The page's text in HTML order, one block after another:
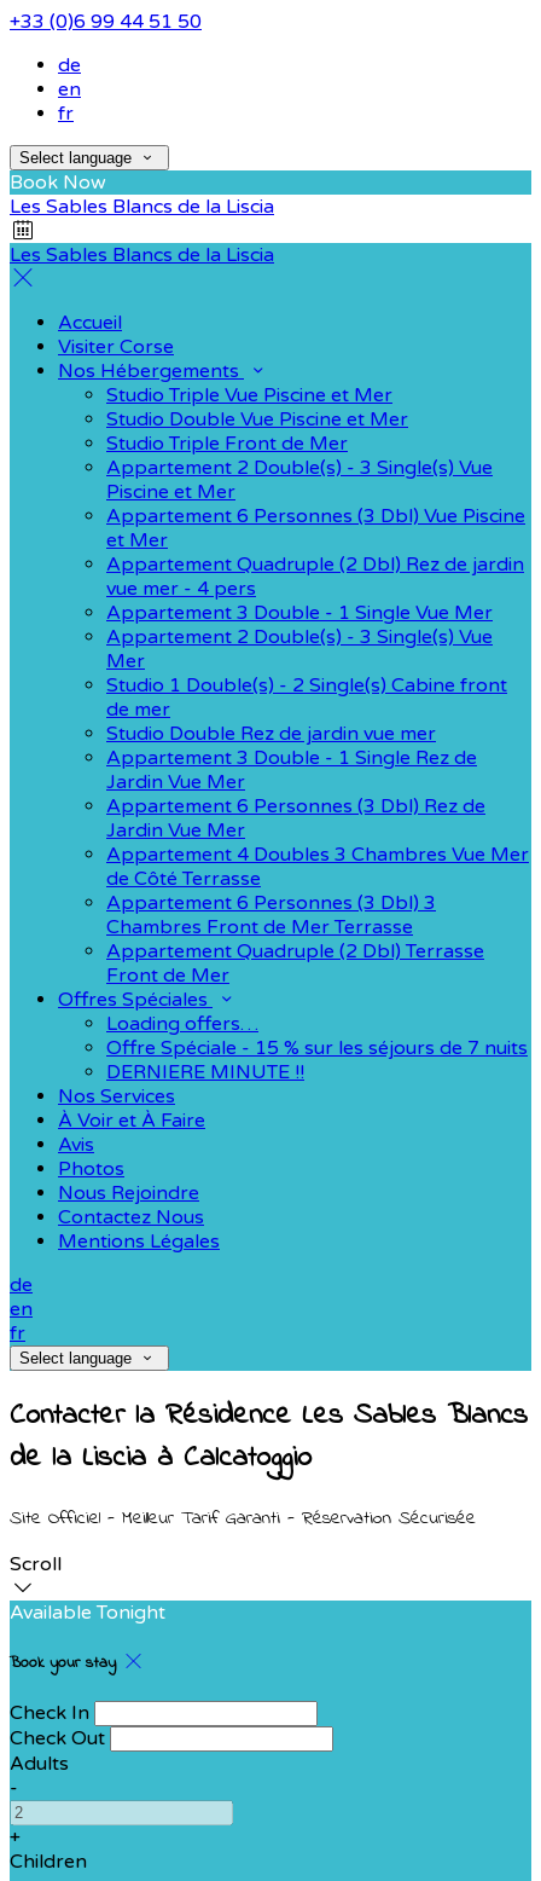
+33 (0)6 99 44 51 50
de
en
fr
Select language
Book Now
Les Sables Blancs de la Liscia
Les Sables Blancs de la Liscia
Accueil
Visiter Corse
Nos Hébergements
Studio Triple Vue Piscine et Mer
Studio Double Vue Piscine et Mer
Studio Triple Front de Mer
Appartement 2 Double(s) - 3 Single(s) Vue
Piscine et Mer
Appartement 6 Personnes (3 Dbl) Vue Piscine
et Mer
Appartement Quadruple (2 Dbl) Rez de jardin
vue mer - 4 pers
Appartement 3 Double - 1 Single Vue Mer
Appartement 2 Double(s) - 3 Single(s) Vue
Mer
Studio 1 Double(s) - 2 Single(s) Cabine front
de mer
Studio Double Rez de jardin vue mer
Appartement 3 Double - 1 Single Rez de
Jardin Vue Mer
Appartement 6 Personnes (3 Dbl) Rez de
Jardin Vue Mer
Appartement 4 Doubles 3 Chambres Vue Mer
de Côté Terrasse
Appartement 6 Personnes (3 Dbl) 3
Chambres Front de Mer Terrasse
Appartement Quadruple (2 Dbl) Terrasse
Front de Mer
Offres Spéciales
Loading offers…
Offre Spéciale - 15 % sur les séjours de 7 nuits
DERNIERE MINUTE !!
Nos Services
À Voir et À Faire
Avis
Photos
Nous Rejoindre
Contactez Nous
Mentions Légales
de
en
fr
Select language
Contacter la Résidence Les Sables Blancs
de la Liscia à Calcatoggio
Site Officiel - Meilleur Tarif Garanti - Réservation Sécurisée
Scroll
Available Tonight
Book your stay
Check In
Check Out
Adults
-
+
Children